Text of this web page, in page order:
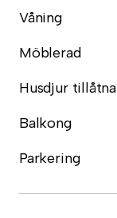
Våning
Möblerad
Husdjur tillåtna
Balkong
Parkering